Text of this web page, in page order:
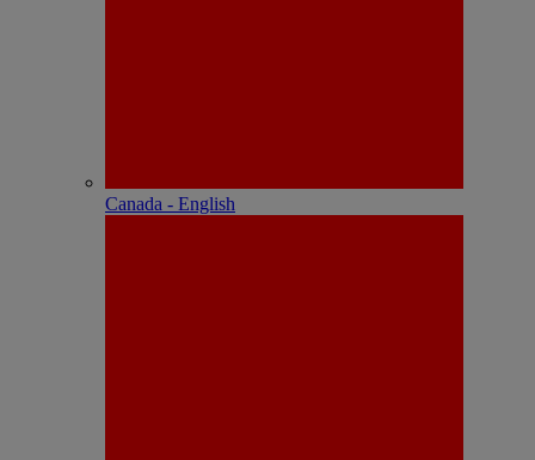
Canada - English